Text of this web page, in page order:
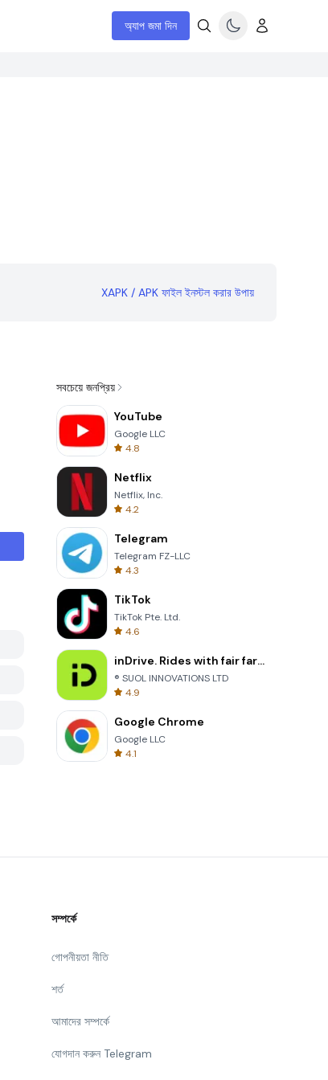
অ্যাপ জমা দিন
XAPK / APK ফাইল ইনস্টল করার উপায়
সবচেয়ে জনপ্রিয়
YouTube
Google LLC
4.8
Netflix
Netflix, Inc.
4.2
Telegram
Telegram FZ-LLC
4.3
TikTok
TikTok Pte. Ltd.
4.6
inDrive. Rides with fair fares
® SUOL INNOVATIONS LTD
4.9
Google Chrome
Google LLC
4.1
সম্পর্কে
গোপনীয়তা নীতি
শর্ত
আমাদের সম্পর্কে
যোগদান করুন Telegram